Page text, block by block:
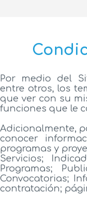
Por medio del
entre otros, los
que ver con su
funciones que le
Adicionalmente,
conocer
programas y
Servicios;
Programas;
Convocatorias;
contratación;